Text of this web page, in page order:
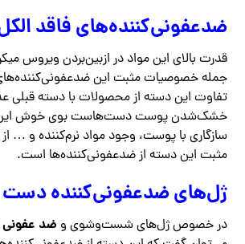
ضدعفونی‌کننده‌های فاقد
قدرت بالای این مواد در ازبین‌بردن ویروس
جمله خصوصیات مثبت این
تفاوت این دسته از محصولات با دسته
خشک‌شدن پوست دست‌هاست بوی خوش
سازگاری با پوست، وجود مواد نرم‌کننده و …
مثبت این دسته از ضدعفونی‌کننده‌ها است.
ژل‌های ضدعفونی‌کننده دست
در خصوص ژل‌های شست‌وشوی و ضد